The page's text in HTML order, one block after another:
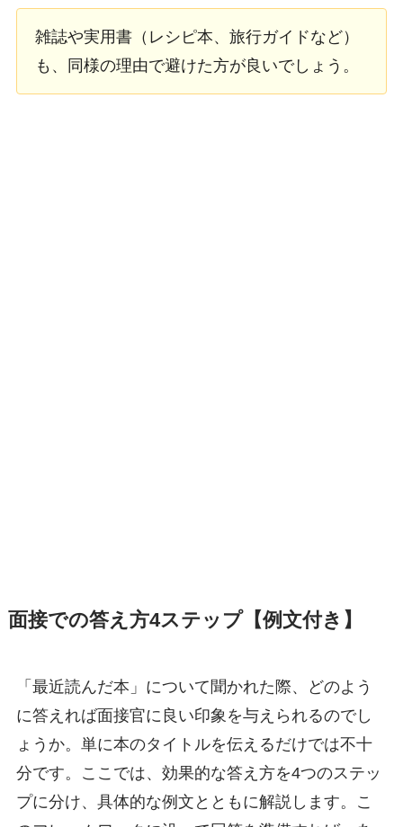
雑誌や実用書（レシピ本、旅行ガイドなど）
も、同様の理由で避けた方が良いでしょう。
面接での答え方4ステップ【例文付き】
「最近読んだ本」について聞かれた際、どのよう
に答えれば面接官に良い印象を与えられるのでし
ょうか。単に本のタイトルを伝えるだけでは不十
分です。ここでは、効果的な答え方を4つのステッ
プに分け、具体的な例文とともに解説します。こ